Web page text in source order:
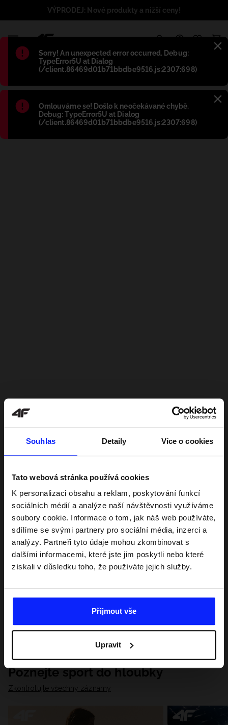
Souhlas Detaily Více o cookies
Tato webová stránka používá cookies
K personalizaci obsahu a reklam, poskytování funkcí
sociálních médií a analýze naší návštěvnosti využíváme
soubory cookie. Informace o tom, jak náš web používáte,
sdílíme se svými partnery pro sociální média, inzerci a
analýzy. Partneři tyto údaje mohou zkombinovat s
dalšími informacemi, které jste jim poskytli nebo které
získali v důsledku toho, že používáte jejich služby.
Přijmout vše
Upravit
Błąd:
Sorry! An unexpected error occurred. Debug:
TypeError5U at Dialog
(/client.86469d01b71bbdbe9516.js:2307:698)
Błąd:
Omlouváme se! Došlo k neočekávané chybě.
Debug: TypeError5U at Dialog
(/client.86469d01b71bbdbe9516.js:2307:698)
VÝPRODEJ: Nové produkty a nižší ceny!
Poznejte sport do hloubky
Zkontrolujte všechny záznamy